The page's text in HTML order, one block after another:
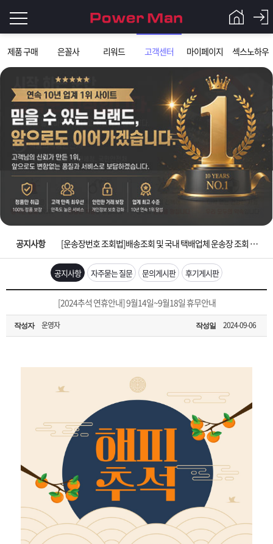
제품 구매 은꼴사 리워드 고객센터 마이페이지 섹스노하우
그
인
이
필
요
니
로
Q&A
파
워
맨
제
품
은
노
객
마
공지사항
입금확인이 안되는 상황을 대비해 꼭 입금후 고객센터 연락바랍니다.
[2026구정 연휴]설 연휴 배송 및 휴무 안내
[운송장번호 조회법]배송조회 및 국내 택배업체 운송장 조회 하는법
[ios앱 오픈]아이폰 고객 앱설치 가능합니다.
[무인택배함 이용 안내] 집 밖에 주소로 택배 받기
입금확인이 안되는 상황을 대비해 꼭 입금후 고객센터 연락바랍니다.
공지사항 자주묻는 질문 문의게시판 후기게시판
[2024추석 연휴안내] 9월14일~9월18일 휴무안내
작성자 운영자 작성일 2024-09-06